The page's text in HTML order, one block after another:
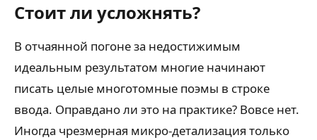
Стоит ли усложнять?
В отчаянной погоне за недостижимым
идеальным результатом многие начинают
писать целые многотомные поэмы в строке
ввода. Оправдано ли это на практике? Вовсе нет.
Иногда чрезмерная микро-детализация только